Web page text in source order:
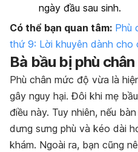
ngày đầu sau sinh.
Có thể bạn quan tâm: Phù
thứ 9: Lời khuyên dành cho
Bà bầu bị phù
Phù chân mức độ vừa là
gây nguy hại. Đôi khi mẹ
điều này. Tuy nhiên, nếu
dưng sưng phù và kéo dài
khám. Ngoài ra, bạn cũng